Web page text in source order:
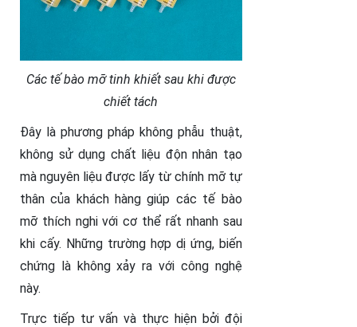
Các tế bào mỡ tinh khiết sau khi được
chiết tách
Đây là phương pháp không phẫu thuật,
không sử dụng chất liệu độn nhân tạo
mà nguyên liệu được lấy từ chính mỡ tự
thân của khách hàng giúp các tế bào
mỡ thích nghi với cơ thể rất nhanh sau
khi cấy. Những trường hợp dị ứng, biến
chứng là không xảy ra với công nghệ
này.
Trực tiếp tư vấn và thực hiện bởi đội